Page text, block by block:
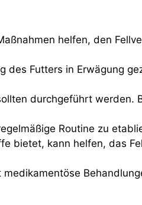
helfen, den
des Futters in Erwägung
durchgeführt
Routine zu
bietet, kann helfen, das